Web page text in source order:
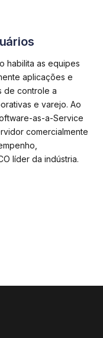
habilita as equipes
aplicações e
de controle a
e varejo. Ao
as-a-Service
comercialmente
líder da indústria.